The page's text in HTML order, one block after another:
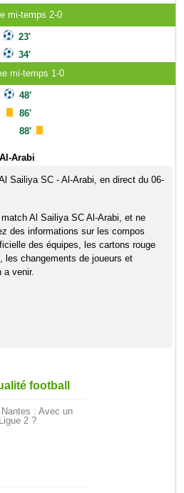
mi-temps 2-0
23'
34'
mi-temps 1-0
48'
86'
88'
Arabi
Sailiya SC - Al-Arabi, en direct du 06-
Al Sailiya SC Al-Arabi, et ne
des informations sur les compos
des équipes, les cartons rouge
les changements de joueurs et
a venir.
football
: Avec un
2 ?